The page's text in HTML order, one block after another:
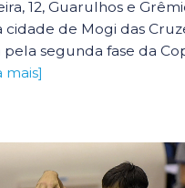
12, Guarulhos e
cidade de Mogi das
segunda fase da
mais]